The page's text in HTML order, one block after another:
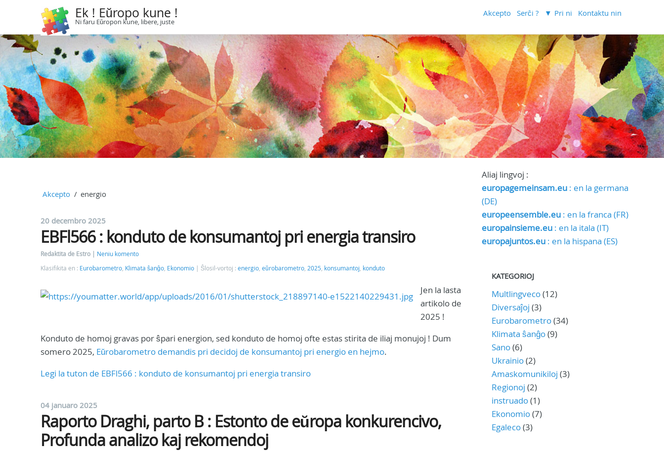
Ek ! Eŭropo kune !
Ni faru Eŭropon kune, libere, juste
Akcepto Serĉi ? Pri ni Kontaktu nin
Akcepto energio
20 decembro 2025
EBFl566 : konduto de konsumantoj pri energia transiro
Redaktita de Estro
Neniu komento
Klasifikita en : Eurobarometro, Klimata ŝanĝo, Ekonomio Ŝlosil-vortoj : energio, eŭrobarometro, 2025, konsumantoj, konduto
Jen la lasta
artikolo de
2025 !
Konduto de homoj gravas por ŝpari energion, sed konduto de homoj ofte estas stirita de iliaj monujoj ! Dum
somero 2025, Eŭrobarometro demandis pri decidoj de konsumantoj pri energio en hejmo.
Legi la tuton de EBFl566 : konduto de konsumantoj pri energia transiro
04 januaro 2025
Raporto Draghi, parto B : Estonto de eŭropa konkurencivo,
Profunda analizo kaj rekomendoj
Aliaj lingvoj :
europagemeinsam.eu: en la germana
(DE)
europeensemble.eu: en la franca (FR)
europainsieme.eu: en la itala (IT)
europajuntos.eu: en la hispana (ES)
KATEGORIOJ
Multlingveco(12)
Diversaĵoj (3)
Eurobarometro(34)
Klimata ŝanĝo(9)
Sano(6)
Ukrainio(2)
Amaskomunikiloj (3)
Regionoj (2)
instruado(1)
Ekonomio(7)
Egaleco(3)